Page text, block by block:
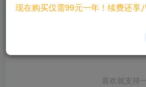
THE
喜欢就支持
现在购买仅需99元一年！续费还享